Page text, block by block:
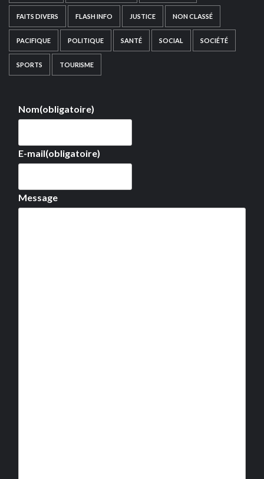
FAITS DIVERS FLASH INFO JUSTICE NON CLASSÉ
PACIFIQUE POLITIQUE SANTÉ SOCIAL SOCIÉTÉ
SPORTS TOURISME
Nom(obligatoire)
E-mail(obligatoire)
Message